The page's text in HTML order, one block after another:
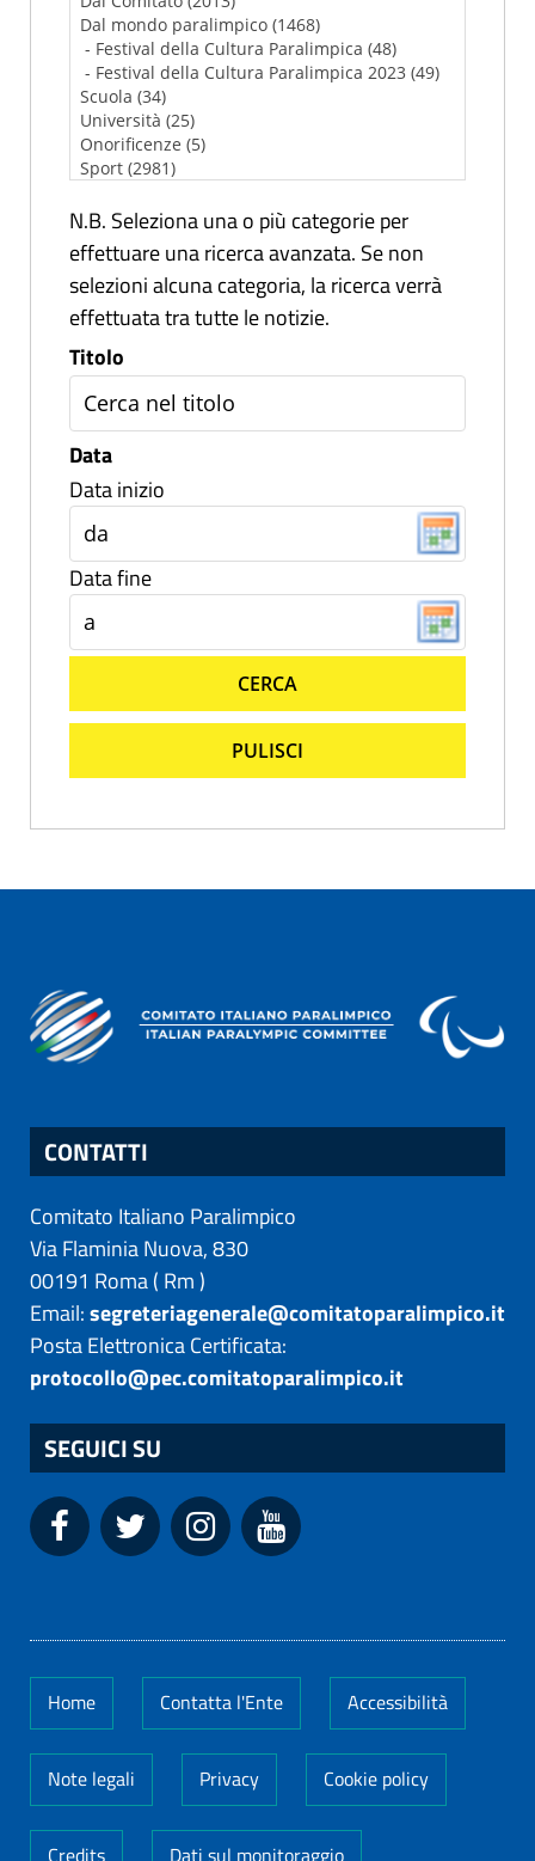
N.B. Seleziona una o più categorie per
effettuare una ricerca avanzata. Se non
selezioni alcuna categoria, la ricerca verrà
effettuata tra tutte le notizie.
Titolo
Data
Data inizio
Data fine
CERCA
PULISCI
CONTATTI
Comitato Italiano Paralimpico
Via Flaminia Nuova, 830
00191 Roma( Rm)
Email:segreteriagenerale@comitatoparalimpico.it
Posta Elettronica Certificata:
protocollo@pec.comitatoparalimpico.it
SEGUICI SU
Home Contatta l'Ente Accessibilità
Note legali Privacy Cookie policy